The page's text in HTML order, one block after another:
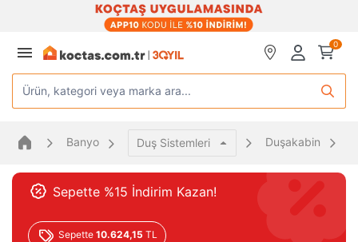
0
Ürün, kategori veya marka ara...
Banyo Duş Sistemleri Duşakabin
Sepette %15 İndirim Kazan!
Sepette 10.624,15 TL